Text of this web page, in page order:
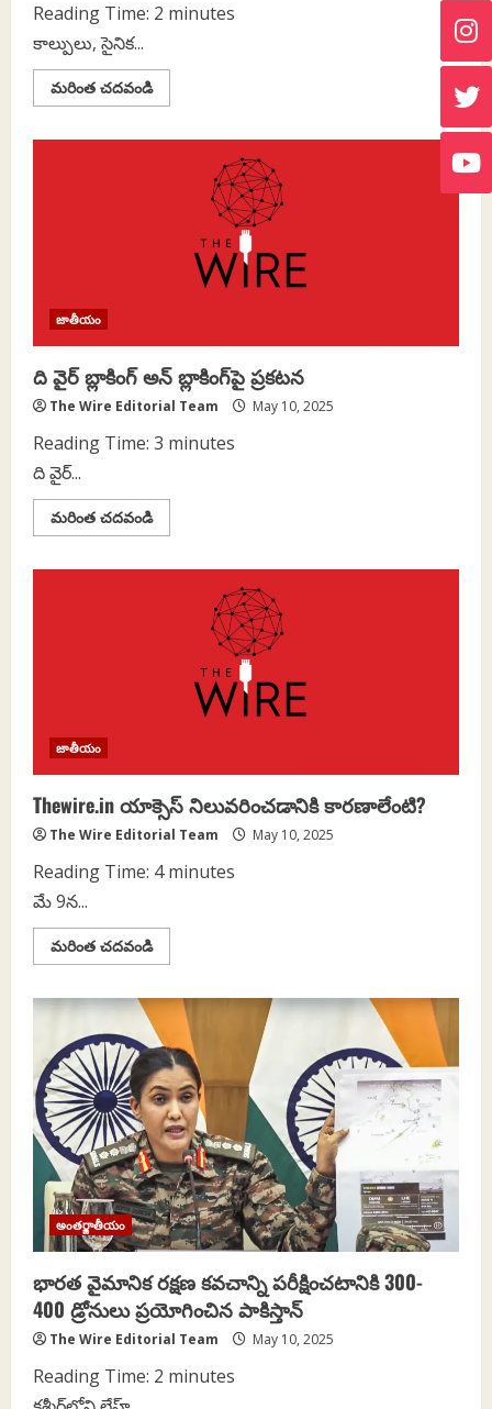
Reading Time: 2 minutes
కాల్పులు, సైనిక...
మరింత చదవండిRead
more
జాతీయం
ది వైర్‌ బ్లాకింగ్‌ అన్‌ బ్లాకింగ్‌పై ప్రకటన
The Wire Editorial Team May 10, 2025
Reading Time: 3 minutes
ది వైర్‌...
మరింత చదవండిRead
more
జాతీయం
Thewire.in యాక్సెస్‌ నిలువరించడానికి కారణాలేంటి?
The Wire Editorial Team May 10, 2025
Reading Time: 4 minutes
మే 9న...
మరింత చదవండిRead
more
యాక్సెస్‌
నిలువరించడానికి
కారణాలేంటి?
అంతర్జాతీయం
భారత వైమానిక రక్షణ కవచాన్ని పరీక్షించటానికి 300-
400 డ్రోనులు ప్రయోగించిన పాకిస్తాన్‌
The Wire Editorial Team May 10, 2025
Reading Time: 2 minutes